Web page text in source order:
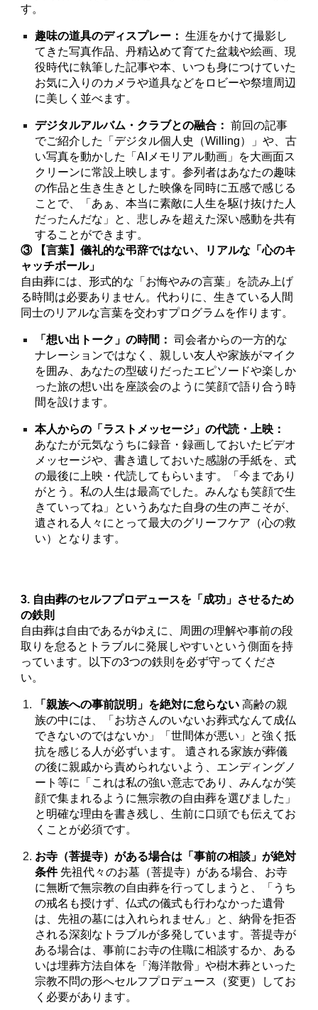
す。
趣味の道具のディスプレー： 生涯をかけて撮影し
てきた写真作品、丹精込めて育てた盆栽や絵画、現
役時代に執筆した記事や本、いつも身につけていた
お気に入りのカメラや道具などをロビーや祭壇周辺
に美しく並べます。
デジタルアルバム・クラブとの融合： 前回の記事
でご紹介した「デジタル個人史（Willing）」や、古
い写真を動かした「AIメモリアル動画」を大画面ス
クリーンに常設上映します。参列者はあなたの趣味
の作品と生き生きとした映像を同時に五感で感じる
ことで、「あぁ、本当に素敵に人生を駆け抜けた人
だったんだな」と、悲しみを超えた深い感動を共有
することができます。
③ 【言葉】儀礼的な弔辞ではない、リアルな「心のキ
ャッチボール」
自由葬には、形式的な「お悔やみの言葉」を読み上げ
る時間は必要ありません。代わりに、生きている人間
同士のリアルな言葉を交わすプログラムを作ります。
「想い出トーク」の時間： 司会者からの一方的な
ナレーションではなく、親しい友人や家族がマイク
を囲み、あなたの型破りだったエピソードや楽しか
った旅の想い出を座談会のように笑顔で語り合う時
間を設けます。
本人からの「ラストメッセージ」の代読・上映：
あなたが元気なうちに録音・録画しておいたビデオ
メッセージや、書き遺しておいた感謝の手紙を、式
の最後に上映・代読してもらいます。「今まであり
がとう。私の人生は最高でした。みんなも笑顔で生
きていってね」というあなた自身の生の声こそが、
遺される人々にとって最大のグリーフケア（心の救
い）となります。
3. 自由葬のセルフプロデュースを「成功」させるため
の鉄則
自由葬は自由であるがゆえに、周囲の理解や事前の段
取りを怠るとトラブルに発展しやすいという側面を持
っています。以下の3つの鉄則を必ず守ってくださ
い。
「親族への事前説明」を絶対に怠らない 高齢の親
族の中には、「お坊さんのいないお葬式なんて成仏
できないのではないか」「世間体が悪い」と強く抵
抗を感じる人が必ずいます。 遺される家族が葬儀
の後に親戚から責められないよう、エンディングノ
ート等に「これは私の強い意志であり、みんなが笑
顔で集まれるように無宗教の自由葬を選びました」
と明確な理由を書き残し、生前に口頭でも伝えてお
くことが必須です。
お寺（菩提寺）がある場合は「事前の相談」が絶対
条件先祖代々のお墓（菩提寺）がある場合、お寺
に無断で無宗教の自由葬を行ってしまうと、「うち
の戒名も授けず、仏式の儀式も行わなかった遺骨
は、先祖の墓には入れられません」と、納骨を拒否
される深刻なトラブルが多発しています。菩提寺が
ある場合は、事前にお寺の住職に相談するか、ある
いは埋葬方法自体を「海洋散骨」や樹木葬といった
宗教不問の形へセルフプロデュース（変更）してお
く必要があります。